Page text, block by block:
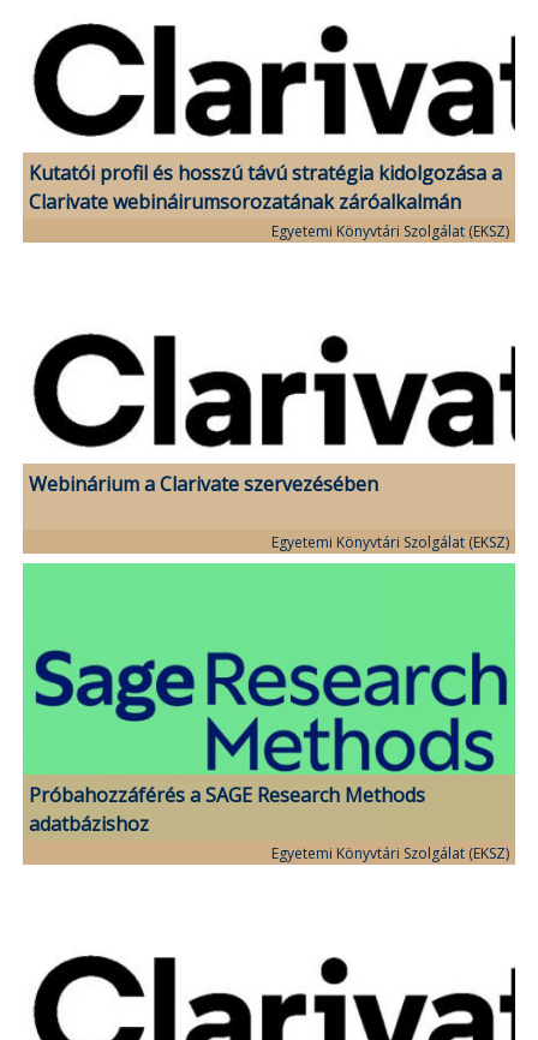
Kutatói profil és hosszú távú stratégia kidolgozása a
Clarivate webináirumsorozatának záróalkalmán
Egyetemi Könyvtári Szolgálat (EKSZ)
Webinárium a Clarivate szervezésében
Egyetemi Könyvtári Szolgálat (EKSZ)
Próbahozzáférés a SAGE Research Methods
adatbázishoz
Egyetemi Könyvtári Szolgálat (EKSZ)